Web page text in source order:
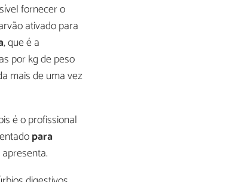
fornecer o
ativado para
, que é a
por kg de peso
mais de uma vez
é o profissional
para